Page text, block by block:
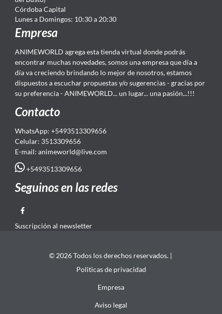
Córdoba Capital
Lunes a Domingos: 10:30 a 20:30
Empresa
ANIMEWORLD agrega esta tienda virtual donde podrás
encontrar muchas novedades, somos una empresa que día a
día va creciendo brindando lo mejor de nosotros, estamos
dispuestos a escuchar propuestas y/o sugerencias - gracias por
su preferencia - ANIMEWORLD... un lugar... una pasión...!!!
Contacto
WhatsApp: +5493513309656
Celular: 3513309656
E-mail: animeworld@live.com
+5493513309656
Seguinos en las redes
Suscripción al newsletter
© 2026 Todos los derechos reservados. |
Politicas de privacidad
Empresa
Aviso legal